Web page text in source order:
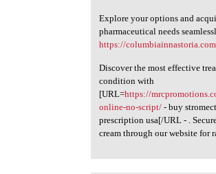
Explore your options and
pharmaceutical needs
https://
Discover the most effective
condition with
[URL=https://
online-no-script/- buy
prescription usa[/URL - .
cream through our website for